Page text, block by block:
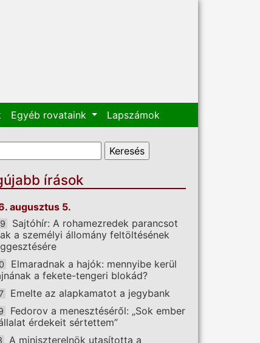
Egyéb rovataink Lapszámok
űrlap
írások
augusztus 5.
Sajtóhír: A rohamezredek parancsot
a személyi állomány feltöltésének
Elmaradnak a hajók: mennyibe kerül
a fekete-tengeri blokád?
Emelte az alapkamatot a jegybank
Fedorov a menesztéséről: „Sok ember
érdekeit sértettem”
A miniszterelnök utasította a